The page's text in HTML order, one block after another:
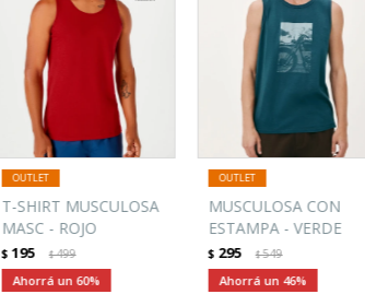
T-SHIRT MUSCULOSA
MASC - ROJO
$ 195 $499
60
MUSCULOSA CON
ESTAMPA - VERDE
$ 295 $549
46